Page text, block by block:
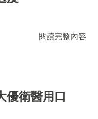
閱讀完整內容
優衛醫用口